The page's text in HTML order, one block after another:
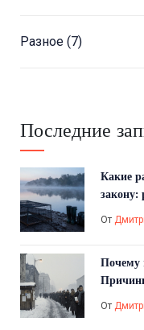
Разное (7)
Последние
Какие
закону:
От
Почему
От